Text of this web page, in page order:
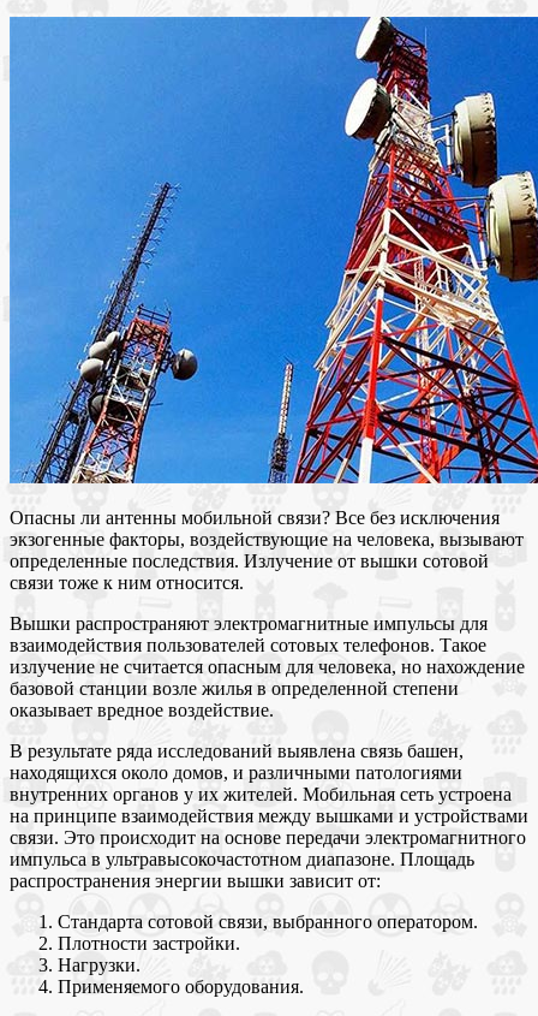
Опасны ли антенны мобильной связи? Все без исключения
экзогенные факторы, воздействующие на человека, вызывают
определенные последствия. Излучение от вышки сотовой
связи тоже к ним относится.
Вышки распространяют электромагнитные импульсы для
взаимодействия пользователей сотовых телефонов. Такое
излучение не считается опасным для человека, но нахождение
базовой станции возле жилья в определенной степени
оказывает вредное воздействие.
В результате ряда исследований выявлена связь башен,
находящихся около домов, и различными патологиями
внутренних органов у их жителей. Мобильная сеть устроена
на принципе взаимодействия между вышками и устройствами
связи. Это происходит на основе передачи электромагнитного
импульса в ультравысокочастотном диапазоне. Площадь
распространения энергии вышки зависит от:
Стандарта сотовой связи, выбранного оператором.
Плотности застройки.
Нагрузки.
Применяемого оборудования.